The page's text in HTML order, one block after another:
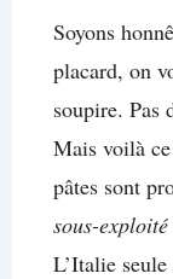
Soyons
placard, on
soupire.
Mais voilà
pâtes sont
sous-exploité
L’Italie